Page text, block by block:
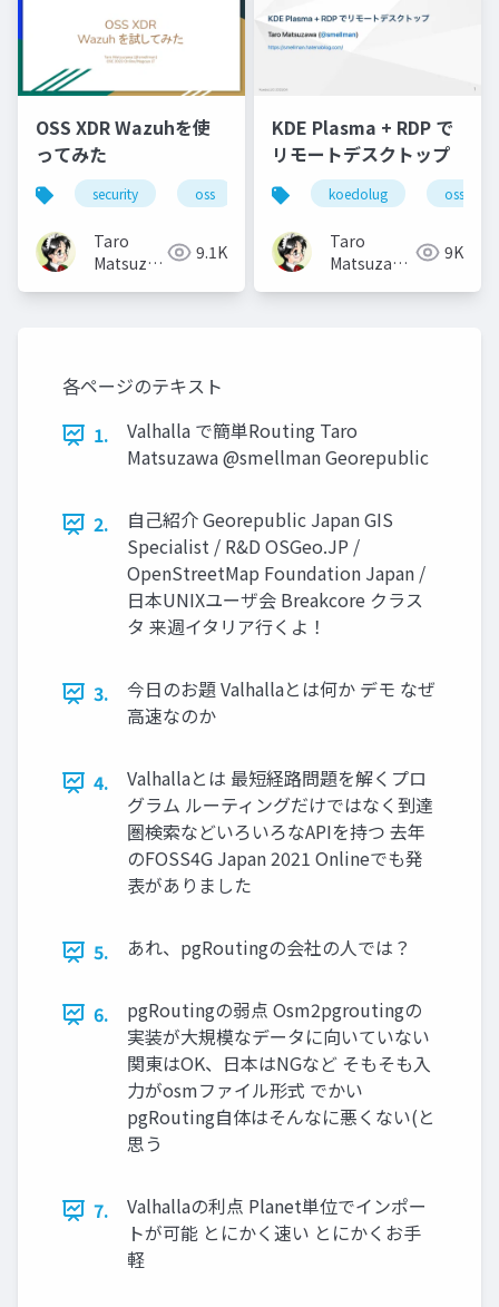
OSS XDR Wazuhを使
ってみた
security oss
Taro
Matsuzawa
9.1K
KDE Plasma + RDP で
リモートデスクトップ
koedolug oss
Taro
Matsuzawa
9K
各ページのテキスト
1.
Valhalla で簡単Routing Taro
Matsuzawa @smellman Georepublic
2.
自己紹介 Georepublic Japan GIS
Specialist / R&D OSGeo.JP /
OpenStreetMap Foundation Japan /
日本UNIXユーザ会 Breakcore クラス
タ 来週イタリア行くよ！
3.
今日のお題 Valhallaとは何か デモ なぜ
高速なのか
4.
Valhallaとは 最短経路問題を解くプロ
グラム ルーティングだけではなく到達
圏検索などいろいろなAPIを持つ 去年
のFOSS4G Japan 2021 Onlineでも発
表がありました
5. あれ、pgRoutingの会社の人では？
6.
pgRoutingの弱点 Osm2pgroutingの
実装が大規模なデータに向いていない
関東はOK、日本はNGなど そもそも入
力がosmファイル形式 でかい
pgRouting自体はそんなに悪くない(と
思う
7.
Valhallaの利点 Planet単位でインポー
トが可能 とにかく速い とにかくお手
軽